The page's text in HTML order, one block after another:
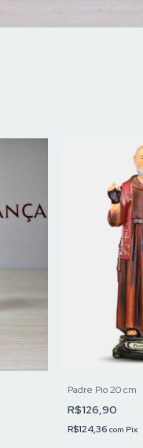
Padre Pio 20 cm
R$126,90
R$124,36 com Pix